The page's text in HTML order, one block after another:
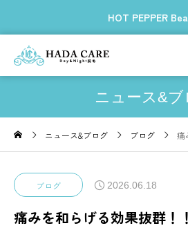
HOT PEPPER
ニュース&ブ
ニュース&ブログ ブログ 痛
ブログ 2026.06.18
痛みを和らげる効果抜群！